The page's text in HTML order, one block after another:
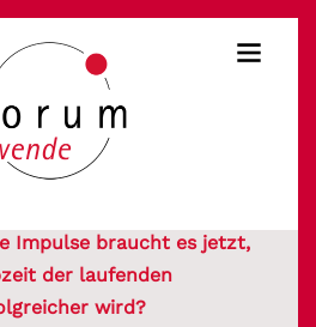
Impulse braucht es jetzt,
der laufenden
wird?